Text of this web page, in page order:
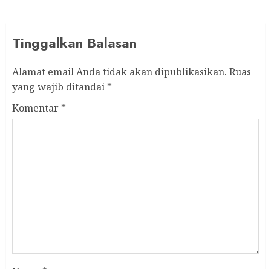
Tinggalkan Balasan
Alamat email Anda tidak akan dipublikasikan. Ruas
yang wajib ditandai *
Komentar *